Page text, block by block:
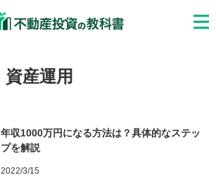
資産運用
年収1000万円になる方法は？具体的なステッ
プを解説
2022/3/15